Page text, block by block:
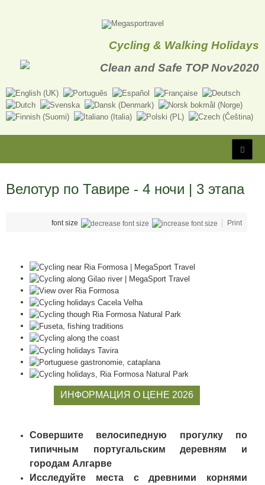
Cycling & Walking Holidays
Велотур по Тавире - 4 ночи | 3 этапа
font size Print
ИНФОРМАЦИЯ О ЦЕНЕ 2026
Совершите велосипедную прогулку по
типичным португальским деревням и
городам Алгарве
Исследуйте места с древними корнями